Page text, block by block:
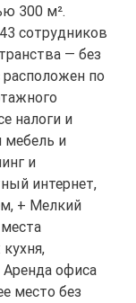
300 м².
сотрудников
— без
расположен по
налоги и
мебель и
и
интернет,
+ Мелкий
офиса
место без